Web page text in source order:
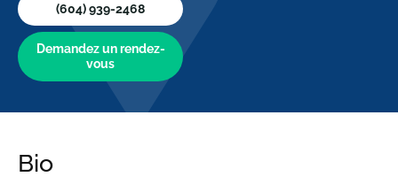
(604) 939-2468
Demandez un rendez-
vous
Bio